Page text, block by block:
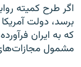
اگر طرح کمیته
برسد، دولت
که به ایران
مشمول